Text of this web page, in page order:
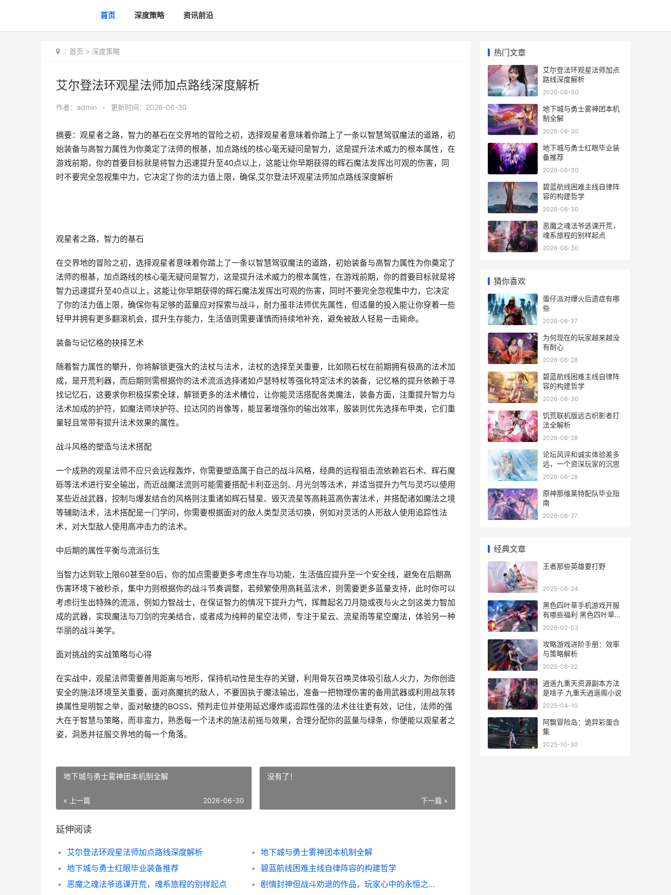
首页 深度策略 资讯前沿
首页 > 深度策略
艾尔登法环观星法师加点路线深度解析
作者： admin • 更新时间：2026-06-30
摘要：观星者之路，智力的基石在交界地的冒险之初，选择观星者意味着你踏上了一条以智慧驾驭魔法的道路，初
始装备与高智力属性为你奠定了法师的根基，加点路线的核心毫无疑问是智力，这是提升法术威力的根本属性，在
游戏前期，你的首要目标就是将智力迅速提升至40点以上，这能让你早期获得的辉石魔法发挥出可观的伤害，同
时不要完全忽视集中力，它决定了你的法力值上限，确保,艾尔登法环观星法师加点路线深度解析
观星者之路，智力的基石
在交界地的冒险之初，选择观星者意味着你踏上了一条以智慧驾驭魔法的道路，初始装备与高智力属性为你奠定了
法师的根基，加点路线的核心毫无疑问是智力，这是提升法术威力的根本属性，在游戏前期，你的首要目标就是将
智力迅速提升至40点以上，这能让你早期获得的辉石魔法发挥出可观的伤害，同时不要完全忽视集中力，它决定
了你的法力值上限，确保你有足够的蓝量应对探索与战斗，耐力虽非法师优先属性，但适量的投入能让你穿着一些
轻甲并拥有更多翻滚机会，提升生存能力，生活值则需要谨慎而持续地补充，避免被敌人轻易一击毙命。
装备与记忆格的抉择艺术
随着智力属性的攀升，你将解锁更强大的法杖与法术，法杖的选择至关重要，比如陨石杖在前期拥有极高的法术加
成，是开荒利器，而后期则需根据你的法术流派选择诸如卢瑟特杖等强化特定法术的装备，记忆格的提升依赖于寻
找记忆石，这要求你积极探索全球，解锁更多的法术槽位，让你能灵活搭配各类魔法，装备方面，注重提升智力与
法术加成的护符，如魔法师块护符、拉达冈的肖像等，能显著增强你的输出效率，服装则优先选择布甲类，它们重
量轻且常带有提升法术效果的属性。
战斗风格的塑造与法术搭配
一个成熟的观星法师不应只会远程轰炸，你需要塑造属于自己的战斗风格，经典的远程狙击流依赖岩石术、辉石魔
砾等法术进行安全输出，而近战魔法流则可能需要搭配卡利亚迅剑、月光剑等法术，并适当提升力气与灵巧以使用
某些近战武器，控制与爆发结合的风格则注重诸如辉石彗星、毁灭流星等高耗蓝高伤害法术，并搭配诸如魔法之境
等辅助法术，法术搭配是一门学问，你需要根据面对的敌人类型灵活切换，例如对灵活的人形敌人使用追踪性法
术，对大型敌人使用高冲击力的法术。
中后期的属性平衡与流派衍生
当智力达到软上限60甚至80后，你的加点需要更多考虑生存与功能，生活值应提升至一个安全线，避免在后期高
伤害环境下被秒杀，集中力则根据你的战斗节奏调整，若频繁使用高耗蓝法术，则需要更多蓝量支持，此时你可以
考虑衍生出特殊的流派，例如力智战士，在保证智力的情况下提升力气，挥舞起名刀月隐或夜与火之剑这类力智加
成的武器，实现魔法与刀剑的完美结合，或者成为纯粹的星空法师，专注于星云、流星雨等星空魔法，体验另一种
华丽的战斗美学。
面对挑战的实战策略与心得
在实战中，观星法师需要善用距离与地形，保持机动性是生存的关键，利用骨灰召唤灵体吸引敌人火力，为你创造
安全的施法环境至关重要，面对高魔抗的敌人，不要固执于魔法输出，准备一把物理伤害的备用武器或利用战灰转
换属性是明智之举，面对敏捷的BOSS，预判走位并使用延迟爆炸或追踪性强的法术往往更有效，记住，法师的强
大在于智慧与策略，而非蛮力，熟悉每一个法术的施法前摇与效果，合理分配你的蓝量与绿条，你便能以观星者之
姿，洞悉并征服交界地的每一个角落。
地下城与勇士雾神团本机制全解
« 上一篇 2026-06-30
没有了！
下一篇 »
延伸阅读
艾尔登法环观星法师加点路线深度解析
地下城与勇士雾神团本机制全解
地下城与勇士红眼毕业装备推荐
碧蓝航线困难主线自律阵容的构建哲学
恶魔之魂法爷逃课开荒，魂系旅程的别样起点
剧情封神但战斗劝退的作品，玩家心中的永恒之痛
热门文章
艾尔登法环观星法师加点
路线深度解析
2026-06-30
地下城与勇士雾神团本机
制全解
2026-06-30
地下城与勇士红眼毕业装
备推荐
2026-06-30
碧蓝航线困难主线自律阵
容的构建哲学
2026-06-30
恶魔之魂法爷逃课开荒，
魂系旅程的别样起点
2026-06-30
猜你喜欢
蛋仔派对爆火后遗症有哪
些
2026-06-27
为何现在的玩家越来越没
有耐心
2026-06-28
碧蓝航线困难主线自律阵
容的构建哲学
2026-06-30
饥荒联机版远古织影者打
法全解析
2026-06-28
论坛风评和诚实体验差多
远，一个资深玩家的沉思
2026-06-28
原神那维莱特配队毕业指
南
2026-06-27
经典文章
王者那些英雄要打野
2025-06-24
黑色四叶草手机游戏开服
有哪些福利 黑色四叶草手
机配置
2026-02-03
攻略游戏进阶手册：效率
与策略解析
2025-08-22
逍遥九重天资源副本方法
是啥子 九重天逍遥阁小说
2025-04-10
阿飘冒险岛：诡异彩蛋合
集
2025-10-30